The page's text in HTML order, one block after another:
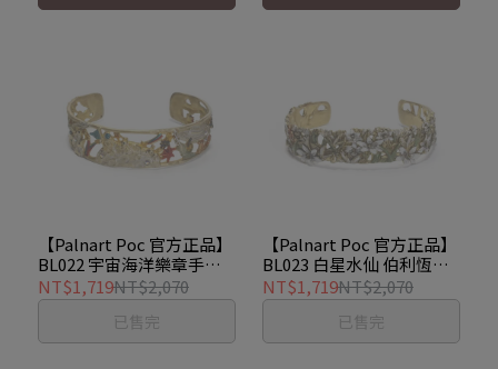
【Palnart Poc 官方正品】
BL022 宇宙海洋樂章手環
｜日本製 職人手工著色 登
月小兔 Orchestra
NT$1,719NT$2,070
已售完
【Palnart Poc 官方正品】
BL023 白星水仙 伯利恆之
星 手環｜日本製 手工 Star
of Bethle
NT$1,719NT$2,070
已售完